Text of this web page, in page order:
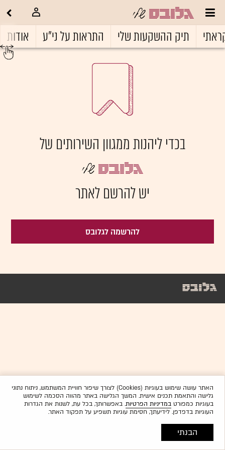
תיק ההשקעות שלי התראות על ני"ע אודות
בכדי ליהנות ממגוון השירותים של
יש להרשם לאתר
להרשמה לגלובס
האתר עושה שימוש בעוגיות (Cookies) לצורך שיפור חוויית המשתמש, ניתוח נתוני
גלישה והתאמת תכנים אישית. המשך הגלישה באתר מהווה הסכמה לשימוש
בעוגיות כמפורטבמדיניות הפרטיות. באפשרותך, בכל עת, לשנות את הגדרות
העוגיות בדפדפן. לידיעתך, חסימת עוגיות תשפיע על תפקוד האתר.
הבנתי